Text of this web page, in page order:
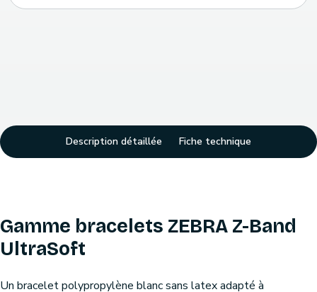
Description détaillée Fiche technique
Gamme bracelets ZEBRA Z-Band
UltraSoft
Un bracelet polypropylène blanc sans latex adapté à